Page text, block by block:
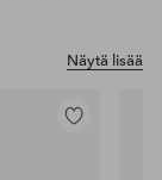
Näytä lisää
Lisää